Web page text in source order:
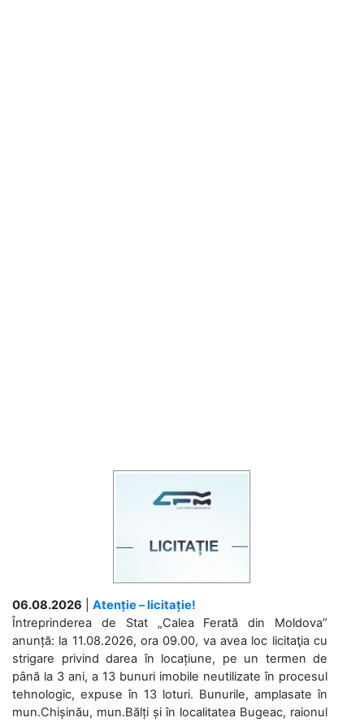
06.08.2026
Atenție – licitație!
Întreprinderea de Stat „Calea Ferată din Moldova”
anunță: la 11.08.2026, ora 09.00, va avea loc licitaţia cu
strigare privind darea în locațiune, pe un termen de
până la 3 ani, a 13 bunuri imobile neutilizate în procesul
tehnologic, expuse în 13 loturi. Bunurile, amplasate în
mun.Chișinău, mun.Bălți și în localitatea Bugeac, raionul